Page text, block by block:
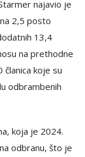
najavio je
2,5 posto
13,4
na prethodne
članica koje su
odbrambenih
koja je 2024.
odbranu, što je